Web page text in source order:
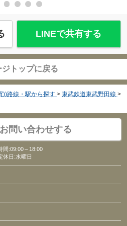
LINEで共有する
ジトップに戻る
))路線・駅から探す > 東武鉄道東武野田線 >
問い合わせする
間:09:00～18:00
休日:水曜日